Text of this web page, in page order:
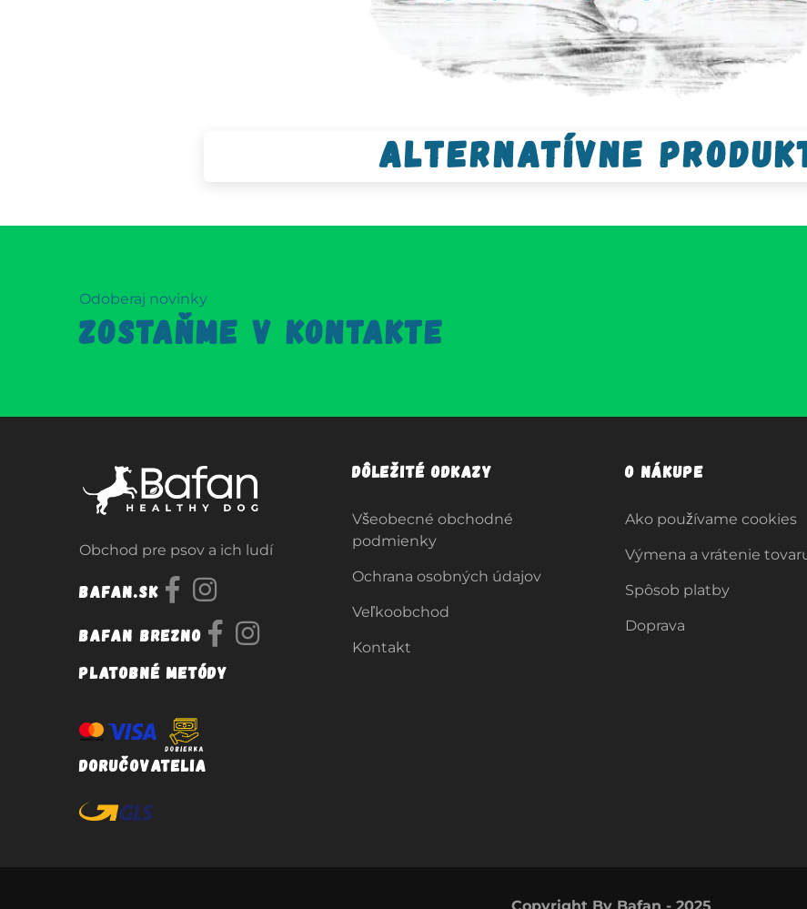
Alternatívne
Odoberaj novinky
ZOSTAŇME V KONTAKTE
Obchod pre psov a ich ludí
Bafan.sk
Bafan Brezno
Platobné metódy
Doručovatelia
Dôležité odkazy
Všeobecné obchodné
podmienky
Ochrana osobných údajov
Veľkoobchod
Kontakt
O nákupe
Ako používame cookies
Výmena a vrátenie
Spôsob platby
Doprava